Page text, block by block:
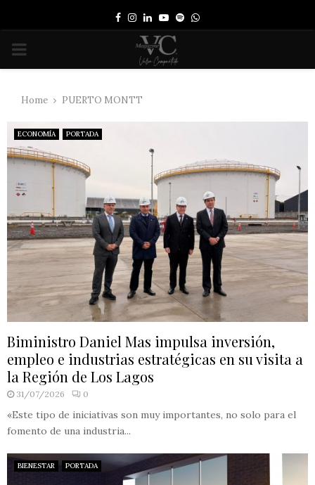
Facebook
Instagram
LinkedinYoutube
SpotifyWhatsapp
PRIMARY
Home PUERTO MONTT
ECONOMÍA PORTADA
Biministro Daniel Mas impulsa inversión,
empleo e industrias estratégicas en su visita a
la Región de Los Lagos
31/07/2026 0
«Este tipo de iniciativas son muy importantes, no solo para el
fomento de una industria...
BIENESTAR PORTADA